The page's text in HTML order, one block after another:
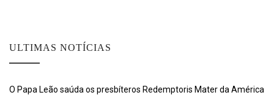
ULTIMAS NOTÍCIAS
O Papa Leão saúda os presbíteros Redemptoris Mater da América